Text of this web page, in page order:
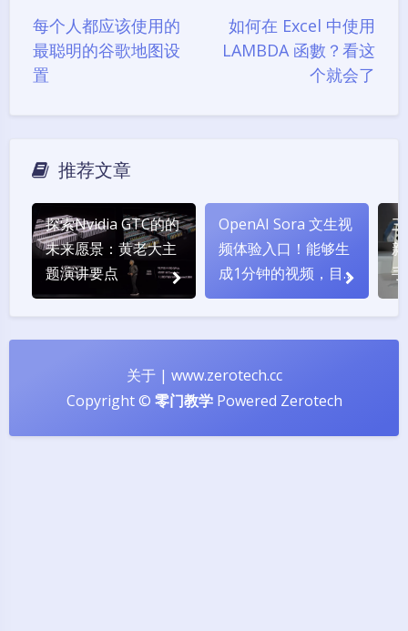
每个人都应该使用的
最聪明的谷歌地图设
置
如何在 Excel 中使用
LAMBDA 函數？看这
个就会了
推荐文章
探索Nvidia GTC的的
未来愿景：黄老大主
题演讲要点
OpenAI Sora 文生视
频体验入口！能够生
成1分钟的视频，目
前最强的AI视频生成
关于| www.zerotech.cc
Copyright © 零门教学Powered Zerotech